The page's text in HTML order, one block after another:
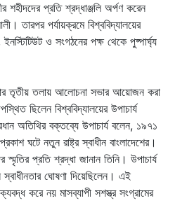
শহীদদের প্রতি শ্রদ্ধাঞ্জলি অর্পণ করেন
তারপর পর্যায়ক্রমে বিশ্ববিদ্যালয়ের
ও সংগঠনের পক্ষ থেকে পুষ্পার্ঘ্য
তৃতীয় তলায় আলোচনা সভার আয়োজন করা
ছিলেন বিশ্ববিদ্যালয়ের উপাচার্য
অতিথির বক্তব্যে উপাচার্য বলেন, ১৯৭১
ঘটে নতুন রাষ্ট্র স্বাধীন বাংলাদেশের।
প্রতি শ্রদ্ধা জানান তিনি। উপাচার্য
স্বাধীনতার ঘোষণা দিয়েছিলেন। এই
করে নয় মাসব্যাপী সশস্ত্র সংগ্রামের